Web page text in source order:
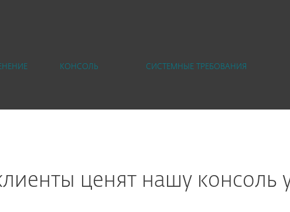
КОНСОЛЬ СИСТЕМНЫЕ ТРЕБОВАНИЯ
ценят нашу консоль